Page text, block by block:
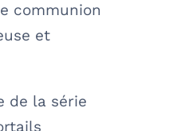
communion
et
de la série